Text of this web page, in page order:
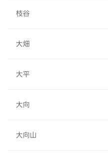
枝谷
大畑
大平
大向
大向山